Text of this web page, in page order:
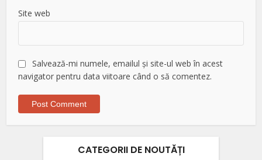
Site web
Salvează-mi numele, emailul și site-ul web în acest
navigator pentru data viitoare când o să comentez.
CATEGORII DE NOUTĂȚI